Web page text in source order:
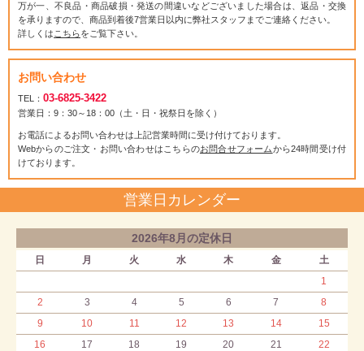
万が一、不良品・商品破損・発送の間違いなどございました場合は、返品・交換
を承りますので、商品到着後7営業日以内に弊社スタッフまでご連絡ください。
詳しくは こちらをご覧下さい。
お問い合わせ
TEL： 03-6825-3422
営業日：9：30～18：00（土・日・祝祭日を除く）
お電話によるお問い合わせは上記営業時間に受け付けております。
Webからのご注文・お問い合わせはこちらのお問合せフォームから24時間受け付
けております。
営業日カレンダー
2026年8月の定休日
日 月 火 水 木 金
土
1
2
3 4 5 6 7
8
9
10 11 12 13 14
15
16
17 18 19 20 21
22